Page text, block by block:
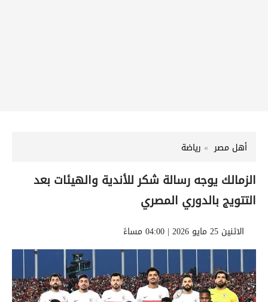
أهل مصر رياضة
الزمالك يوجه رسالة شكر للأندية والهيئات بعد
التتويج بالدوري المصري
الاثنين 25 مايو 2026 | 04:00 مساءً